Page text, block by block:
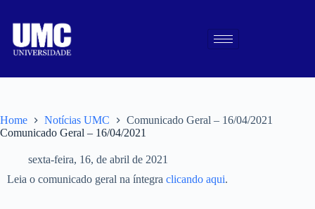
Home Notícias UMC
Comunicado Geral – 16/04/2021
Comunicado Geral – 16/04/2021
sexta-feira, 16, de abril de 2021
Leia o comunicado geral na íntegra clicando aqui.